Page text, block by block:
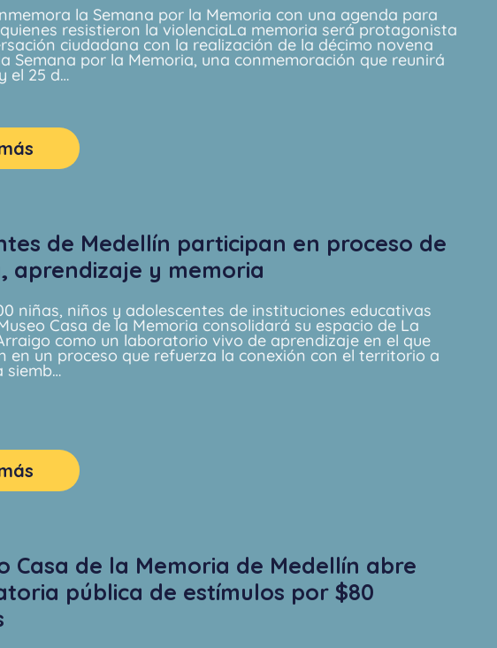
la Semana por la Memoria con una agenda para
resistieron la violenciaLa memoria será protagonista
ciudadana con la realización de la décimo novena
Semana por la Memoria, una conmemoración que reunirá
el 25 d…
de Medellín participan en proceso de
aprendizaje y memoria
niñas, niños y adolescentes de instituciones educativas
Casa de la Memoria consolidará su espacio de La
como un laboratorio vivo de aprendizaje en el que
en un proceso que refuerza la conexión con el territorio a
siemb…
Casa de la Memoria de Medellín abre
pública de estímulos por $80